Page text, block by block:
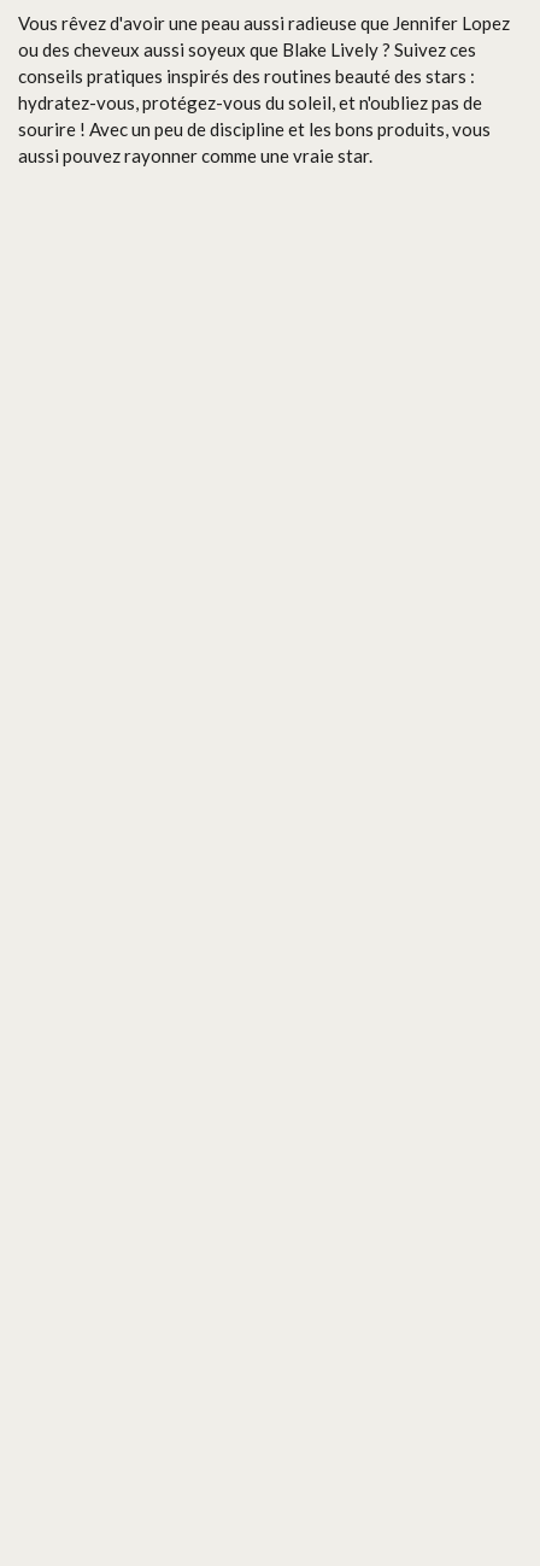
Vous rêvez d'avoir une peau aussi radieuse que Jennifer Lopez
ou des cheveux aussi soyeux que Blake Lively ? Suivez ces
conseils pratiques inspirés des routines beauté des stars :
hydratez-vous, protégez-vous du soleil, et n'oubliez pas de
sourire ! Avec un peu de discipline et les bons produits, vous
aussi pouvez rayonner comme une vraie star.